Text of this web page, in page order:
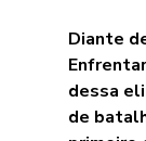
Diante
dessa
de